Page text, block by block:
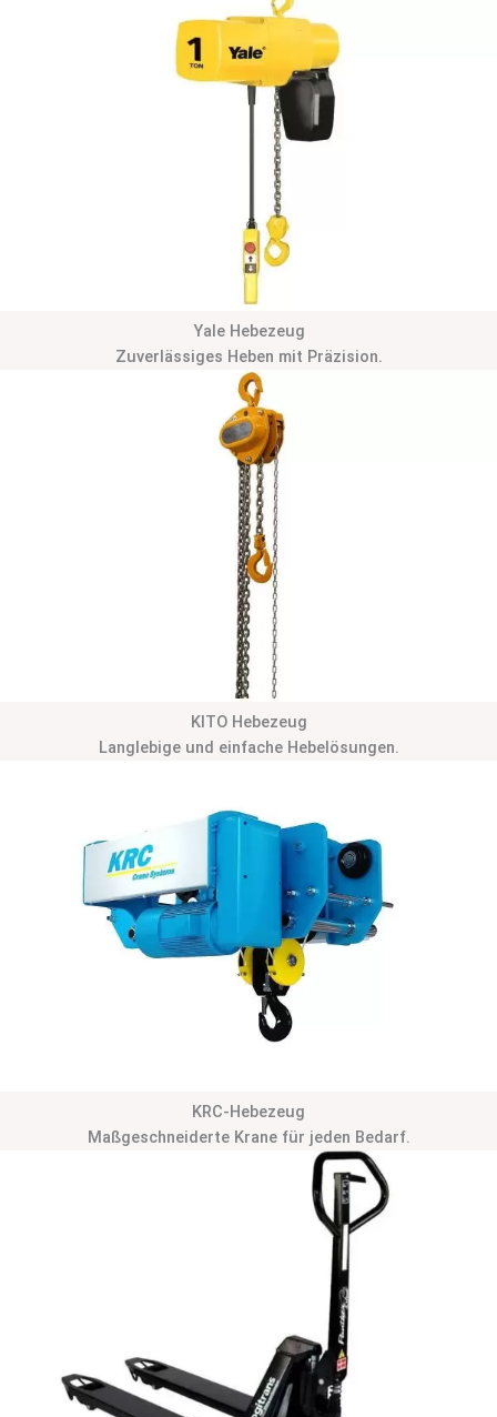
Yale Hebezeug
Zuverlässiges Heben mit Präzision.
KITO Hebezeug
Langlebige und einfache Hebelösungen.
KRC-Hebezeug
Maßgeschneiderte Krane für jeden Bedarf.